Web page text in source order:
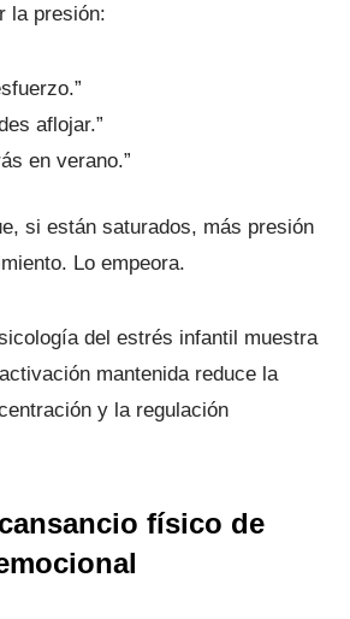
la presión:
aflojar.”
en verano.”
si están saturados, más presión
Lo empeora.
del estrés infantil muestra
mantenida reduce la
y la regulación
físico de